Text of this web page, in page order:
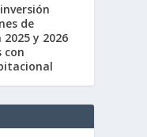
de
y 2026
con